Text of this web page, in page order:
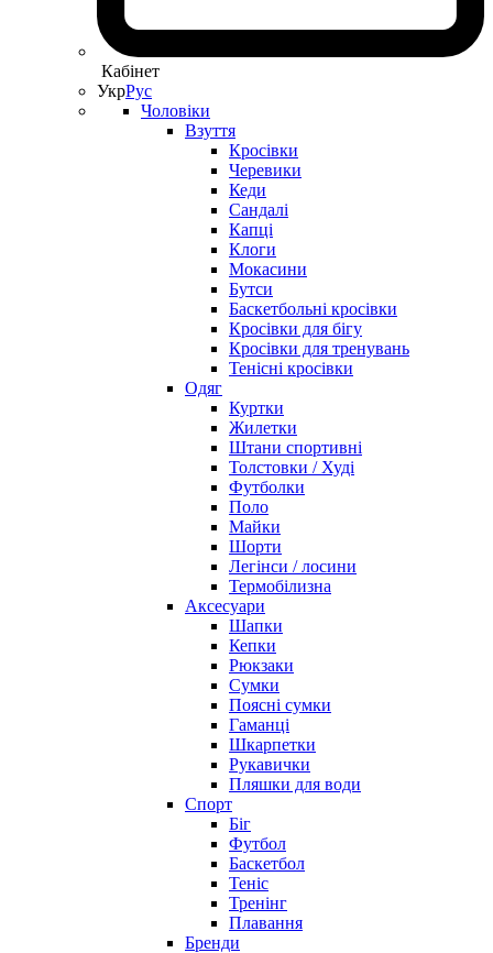
Кабінет
УкрРус
Чоловіки
Взуття
Кросівки
Черевики
Кеди
Сандалі
Капці
Клоги
Мокасини
Бутси
Баскетбольні кросівки
Кросівки для бігу
Кросівки для тренувань
Тенісні кросівки
Одяг
Куртки
Жилетки
Штани спортивні
Толстовки / Худі
Футболки
Поло
Майки
Шорти
Легінси / лосини
Термобілизна
Аксесуари
Шапки
Кепки
Рюкзаки
Сумки
Поясні сумки
Гаманці
Шкарпетки
Рукавички
Пляшки для води
Спорт
Біг
Футбол
Баскетбол
Теніс
Тренінг
Плавання
Бренди